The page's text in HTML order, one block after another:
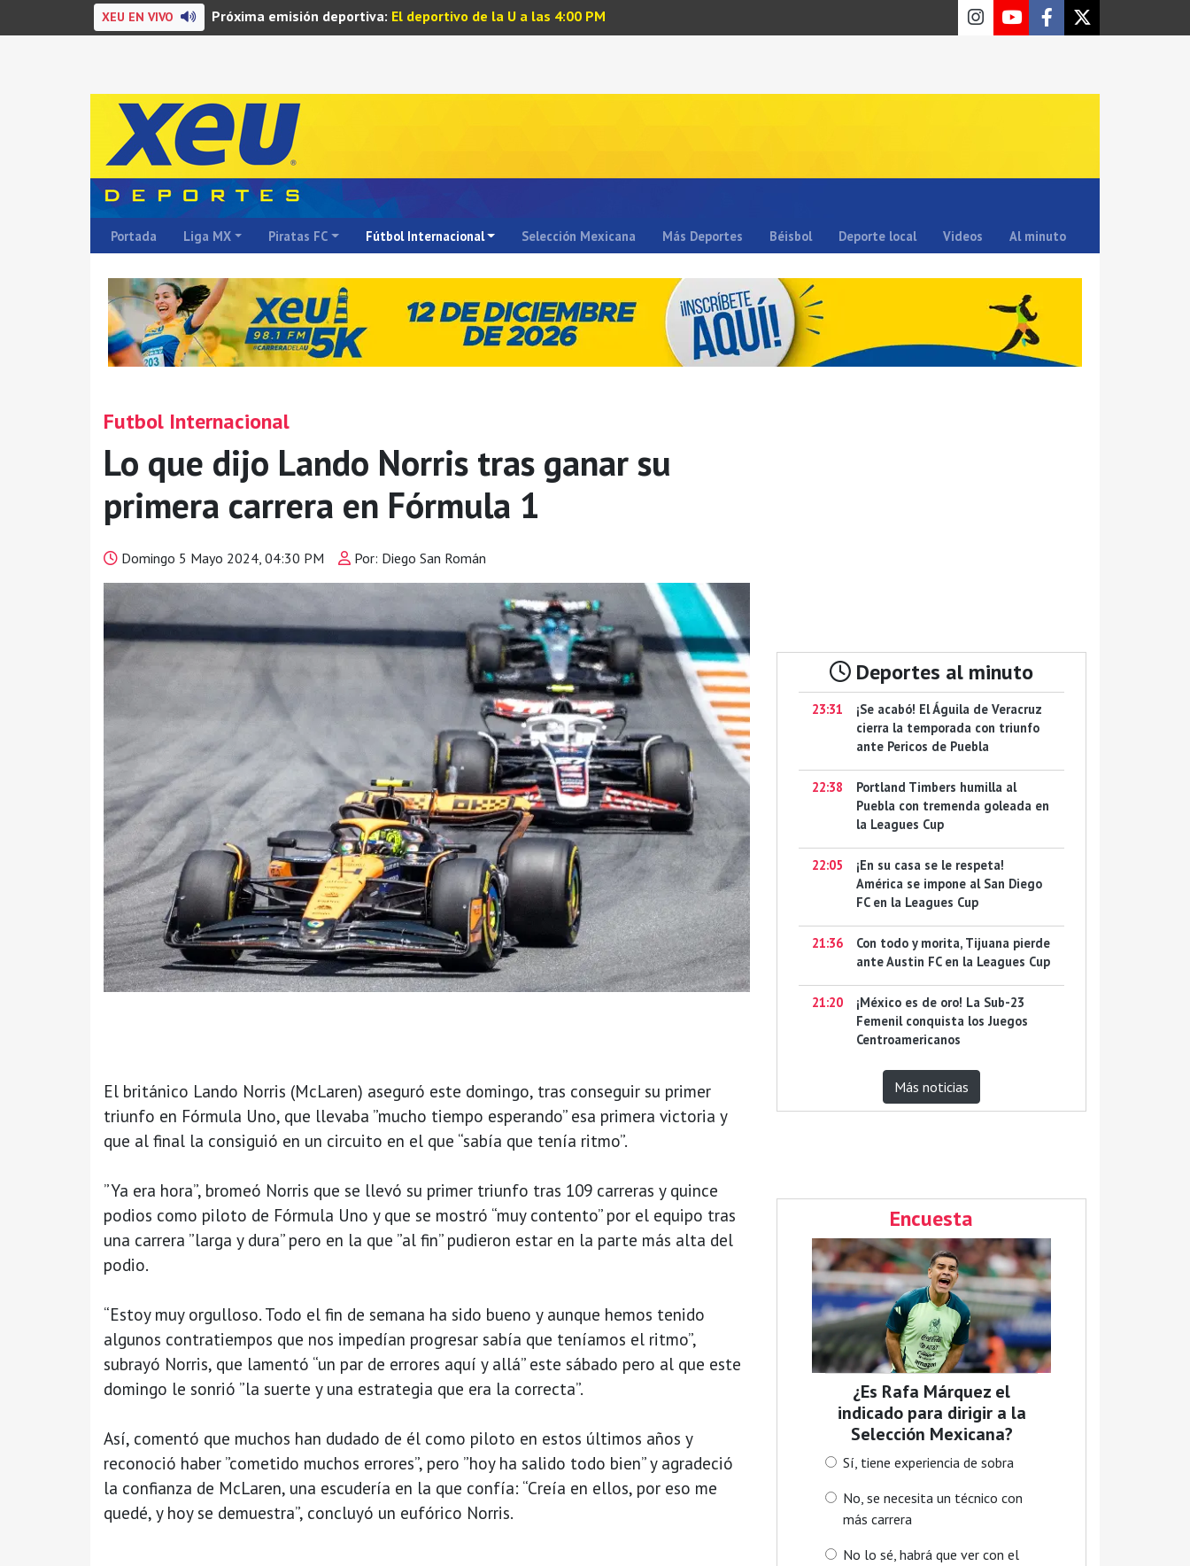
XEU EN VIVO Próxima emisión deportiva: El deportivo de la U a las 4:00 PM
Portada Liga MX Piratas FC Fútbol Internacional Selección Mexicana Más Deportes Béisbol Deporte local Videos Al minuto
Futbol Internacional
Lo que dijo Lando Norris tras ganar su
primera carrera en Fórmula 1
Domingo 5 Mayo 2024, 04:30 PM Por: Diego San Román
El británico Lando Norris (McLaren) aseguró este domingo, tras conseguir su primer
triunfo en Fórmula Uno, que llevaba ”mucho tiempo esperando” esa primera victoria y
que al final la consiguió en un circuito en el que “sabía que tenía ritmo”.
”Ya era hora”, bromeó Norris que se llevó su primer triunfo tras 109 carreras y quince
podios como piloto de Fórmula Uno y que se mostró “muy contento” por el equipo tras
una carrera ”larga y dura” pero en la que ”al fin” pudieron estar en la parte más alta del
podio.
“Estoy muy orgulloso. Todo el fin de semana ha sido bueno y aunque hemos tenido
algunos contratiempos que nos impedían progresar sabía que teníamos el ritmo”,
subrayó Norris, que lamentó “un par de errores aquí y allá” este sábado pero al que este
domingo le sonrió ”la suerte y una estrategia que era la correcta”.
Así, comentó que muchos han dudado de él como piloto en estos últimos años y
reconoció haber ”cometido muchos errores”, pero ”hoy ha salido todo bien” y agradeció
la confianza de McLaren, una escudería en la que confía: “Creía en ellos, por eso me
quedé, y hoy se demuestra”, concluyó un eufórico Norris.
Deportes al minuto
23:31
¡Se acabó! El Águila de Veracruz
cierra la temporada con triunfo
ante Pericos de Puebla
22:38
Portland Timbers humilla al
Puebla con tremenda goleada en
la Leagues Cup
22:05
¡En su casa se le respeta!
América se impone al San Diego
FC en la Leagues Cup
21:36
Con todo y morita, Tijuana pierde
ante Austin FC en la Leagues Cup
21:20
¡México es de oro! La Sub-23
Femenil conquista los Juegos
Centroamericanos
Más noticias
Encuesta
¿Es Rafa Márquez el
indicado para dirigir a la
Selección Mexicana?
Sí, tiene experiencia de sobra
No, se necesita un técnico con
más carrera
No lo sé, habrá que ver con el